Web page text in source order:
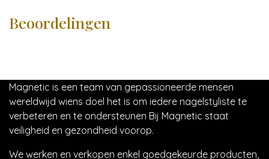
Beoordelingen
Magnetic is een team van gepassioneerde mensen
wereldwijd wiens doel het is om iedere nagelstyliste te
verbeteren en te ondersteunen Bij Magnetic staat
veiligheid en gezondheid voorop.
We werken en verkopen enkel goedgekeurde producten,